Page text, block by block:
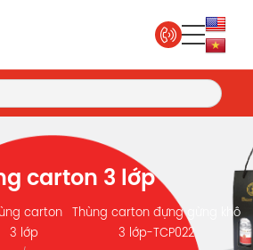
carton 3 lớp
carton
3 lớp
Thùng carton đựng gừng khô
3 lớp-TCP022